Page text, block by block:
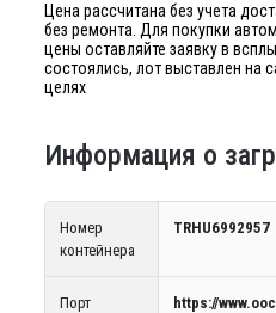
Цена рассчитана без учета
без ремонта. Для покупки
цены оставляйте заявку в
состоялись, лот выставлен на
целях
Информация о
Номер
контейнера
TRHU6992957
Порт
https://